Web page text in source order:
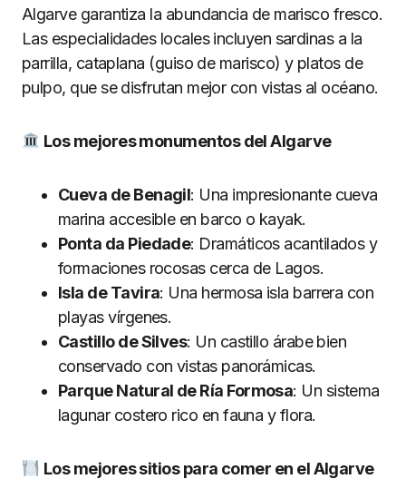
Algarve garantiza la abundancia de marisco fresco.
Las especialidades locales incluyen sardinas a la
parrilla, cataplana (guiso de marisco) y platos de
pulpo, que se disfrutan mejor con vistas al océano.
Los mejores monumentos del Algarve
Cueva de Benagil: Una impresionante cueva
marina accesible en barco o kayak.
Ponta da Piedade: Dramáticos acantilados y
formaciones rocosas cerca de Lagos.
Isla de Tavira: Una hermosa isla barrera con
playas vírgenes.
Castillo de Silves: Un castillo árabe bien
conservado con vistas panorámicas.
Parque Natural de Ría Formosa: Un sistema
lagunar costero rico en fauna y flora.
Los mejores sitios para comer en el Algarve